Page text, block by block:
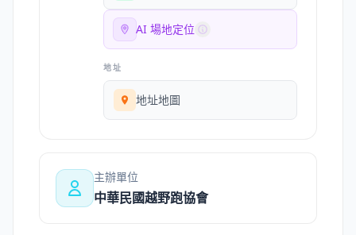
AI 場地定位
地址
地址地圖
主辦單位
中華民國越野跑協會